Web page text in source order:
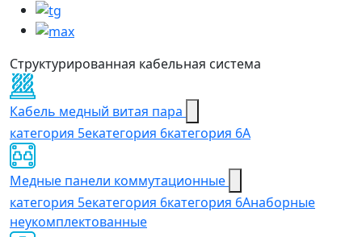
Структурированная кабельная система
Кабель медный витая пара
категория 5eкатегория 6категория 6А
Медные панели коммутационные
категория 5екатегория 6категория 6Aнаборные
неукомплектованные